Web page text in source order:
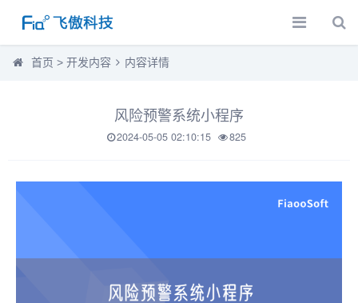
首页 > 开发内容 内容详情
风险预警系统小程序
2024-05-05 02:10:15 825